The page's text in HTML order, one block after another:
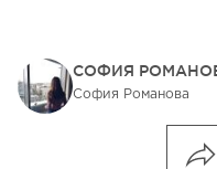
СОФИЯ
София Романова